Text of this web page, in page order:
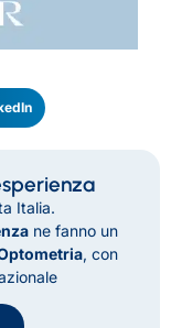
Italia.
ne fanno un
, con